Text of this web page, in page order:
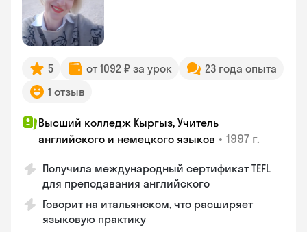
5 от 1092 ₽ за урок
23 года опыта
1 отзыв
Высший колледж Кыргыз, Учитель
английского и немецкого языков • 1997 г.
Получила международный сертификат TEFL
для преподавания английского
Говорит на итальянском, что расширяет
языковую практику